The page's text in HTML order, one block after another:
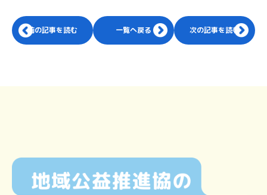
前の記事を読む 一覧へ戻る 次の記事を読む